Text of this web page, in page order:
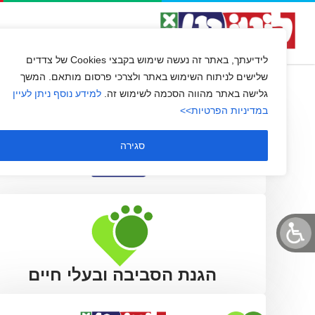
לידיעתך, באתר זה נעשה שימוש בקבצי Cookies של צדדים
שלישים לניתוח השימוש באתר ולצרכי פרסום מותאם. המשך
גלישה באתר מהווה הסכמה לשימוש זה. למידע נוסף ניתן לעיין
במדיניות הפרטיות>>
סגירה
15 דקות
הגנת הסביבה ובעלי חיים